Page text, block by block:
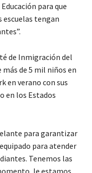
para que
escuelas tengan
de Inmigración del
más de 5 mil niños en
en verano con sus
en los Estados
para garantizar
para atender
Tenemos las
le estamos